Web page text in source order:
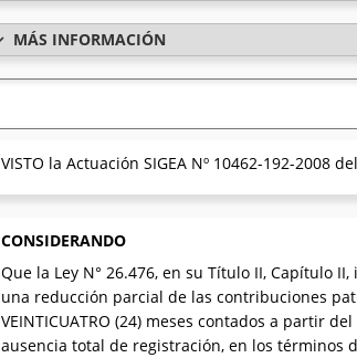
MÁS INFORMACIÓN
VISTO la Actuación SIGEA Nº 10462-192-2008
CONSIDERANDO
Que la Ley N° 26.476, en su Título II, Capítulo
una reducción parcial de las contribuciones
VEINTICUATRO (24) meses contados a partir
ausencia total de registración, en los términos